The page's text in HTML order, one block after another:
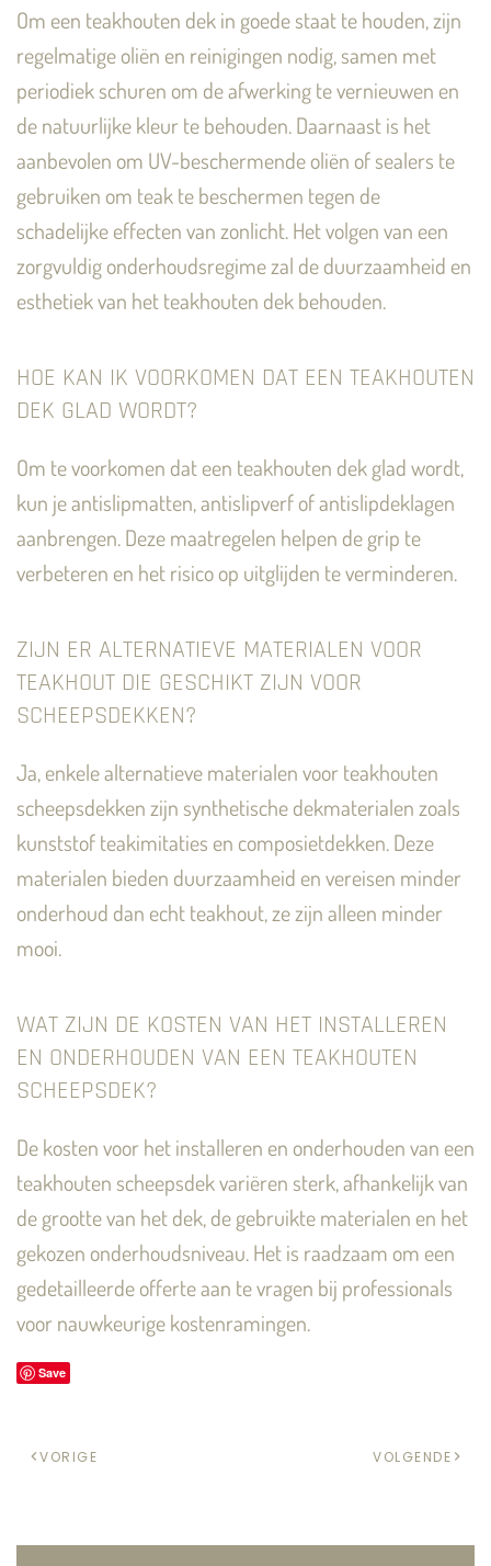
Om een teakhouten dek in goede staat te houden, zijn
regelmatige oliën en reinigingen nodig, samen met
periodiek schuren om de afwerking te vernieuwen en
de natuurlijke kleur te behouden. Daarnaast is het
aanbevolen om UV-beschermende oliën of sealers te
gebruiken om teak te beschermen tegen de
schadelijke effecten van zonlicht. Het volgen van een
zorgvuldig onderhoudsregime zal de duurzaamheid en
esthetiek van het teakhouten dek behouden.
HOE KAN IK VOORKOMEN DAT EEN TEAKHOUTEN
DEK GLAD WORDT?
Om te voorkomen dat een teakhouten dek glad wordt,
kun je antislipmatten, antislipverf of antislipdeklagen
aanbrengen. Deze maatregelen helpen de grip te
verbeteren en het risico op uitglijden te verminderen.
ZIJN ER ALTERNATIEVE MATERIALEN VOOR
TEAKHOUT DIE GESCHIKT ZIJN VOOR
SCHEEPSDEKKEN?
Ja, enkele alternatieve materialen voor teakhouten
scheepsdekken zijn synthetische dekmaterialen zoals
kunststof teakimitaties en composietdekken. Deze
materialen bieden duurzaamheid en vereisen minder
onderhoud dan echt teakhout, ze zijn alleen minder
mooi.
WAT ZIJN DE KOSTEN VAN HET INSTALLEREN
EN ONDERHOUDEN VAN EEN TEAKHOUTEN
SCHEEPSDEK?
De kosten voor het installeren en onderhouden van een
teakhouten scheepsdek variëren sterk, afhankelijk van
de grootte van het dek, de gebruikte materialen en het
gekozen onderhoudsniveau. Het is raadzaam om een
gedetailleerde offerte aan te vragen bij professionals
voor nauwkeurige kostenramingen.
Save
VORIGE VOLGENDE